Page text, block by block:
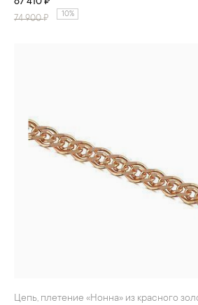
74 900₽ 10%
Цепь, плетение «Нонна» из красного